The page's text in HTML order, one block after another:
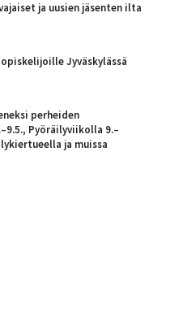
ja uusien jäsenten ilta
Jyväskylässä
perheiden
Pyöräilyviikolla 9.–
ja muissa